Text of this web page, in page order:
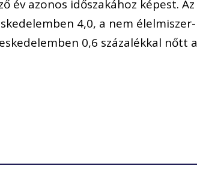
év azonos időszakához képest. Az
4,0, a nem élelmiszer-
0,6 százalékkal nőtt a